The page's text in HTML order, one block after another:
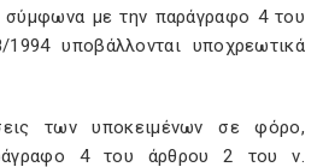
με την παράγραφο 4 του
υποβάλλονται υποχρεωτικά
των υποκειμένων σε φόρο,
4 του άρθρου 2 του ν.